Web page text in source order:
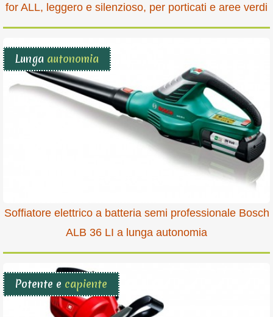
for ALL, leggero e silenzioso, per porticati e aree verdi
Lunga autonomia
Soffiatore elettrico a batteria semi professionale Bosch
ALB 36 LI a lunga autonomia
Potente e capiente